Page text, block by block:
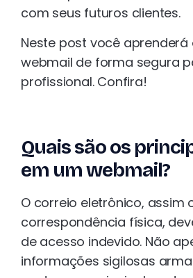
com seus futuros clientes.
Neste post você
webmail de forma segura
profissional. Confira!
Quais são os
em um webmail?
O correio eletrônico, assim
correspondência física,
de acesso indevido. Não
informações sigilosas